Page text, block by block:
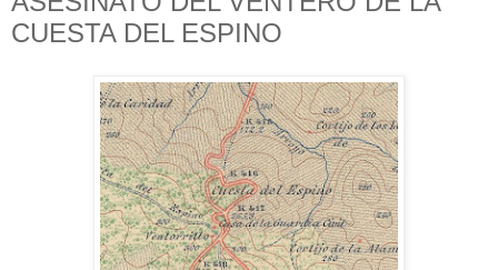
CUESTA DEL ESPINO